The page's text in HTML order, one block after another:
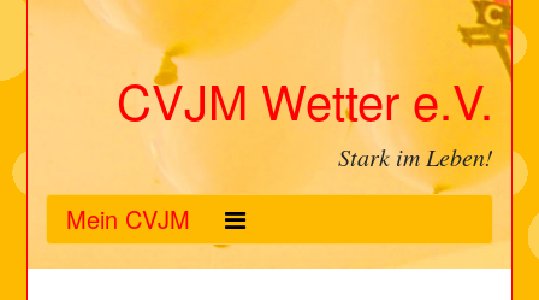
CVJM Wetter e.V.
Stark im Leben!
Mein CVJM